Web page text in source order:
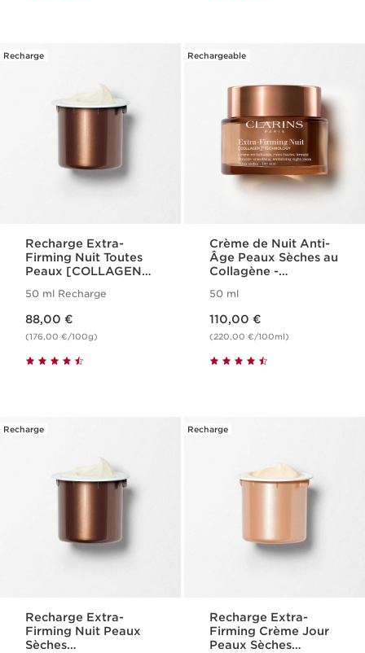
Recharge
Recharge Extra-
Firming Nuit Toutes
Peaux [COLLAGEN]³
50 ml Recharge
88,00 €
(176,00 €/100g)
Rechargeable
Crème de Nuit Anti-
Âge Peaux Sèches au
Collagène -
Technology - Extra-
Firming
50 ml
110,00 €
(220,00 €/100ml)
Recharge
Recharge Extra-
Firming Nuit Peaux
Sèches
Recharge
Recharge Extra-
Firming Crème Jour
Peaux Sèches